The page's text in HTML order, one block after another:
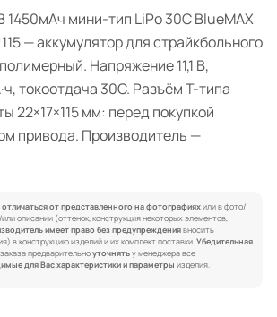
1450мАч мини-тип LiPo 30С BlueMAX
— аккумулятор для страйкбольного
Напряжение 11,1 В,
токоотдача 30C. Разъём Т-типа
22×17×115 мм: перед покупкой
привода. Производитель —
от представленного на фотографияхили в фото/
описании (оттенок, конструкция некоторых элементов,
имеет право без предупреждениявносить
в конструкцию изделий и их комплект поставки.Убедительная
предварительноуточнятьу менеджера все
для Вас характеристики и параметры изделия.